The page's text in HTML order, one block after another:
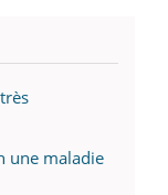
une maladie